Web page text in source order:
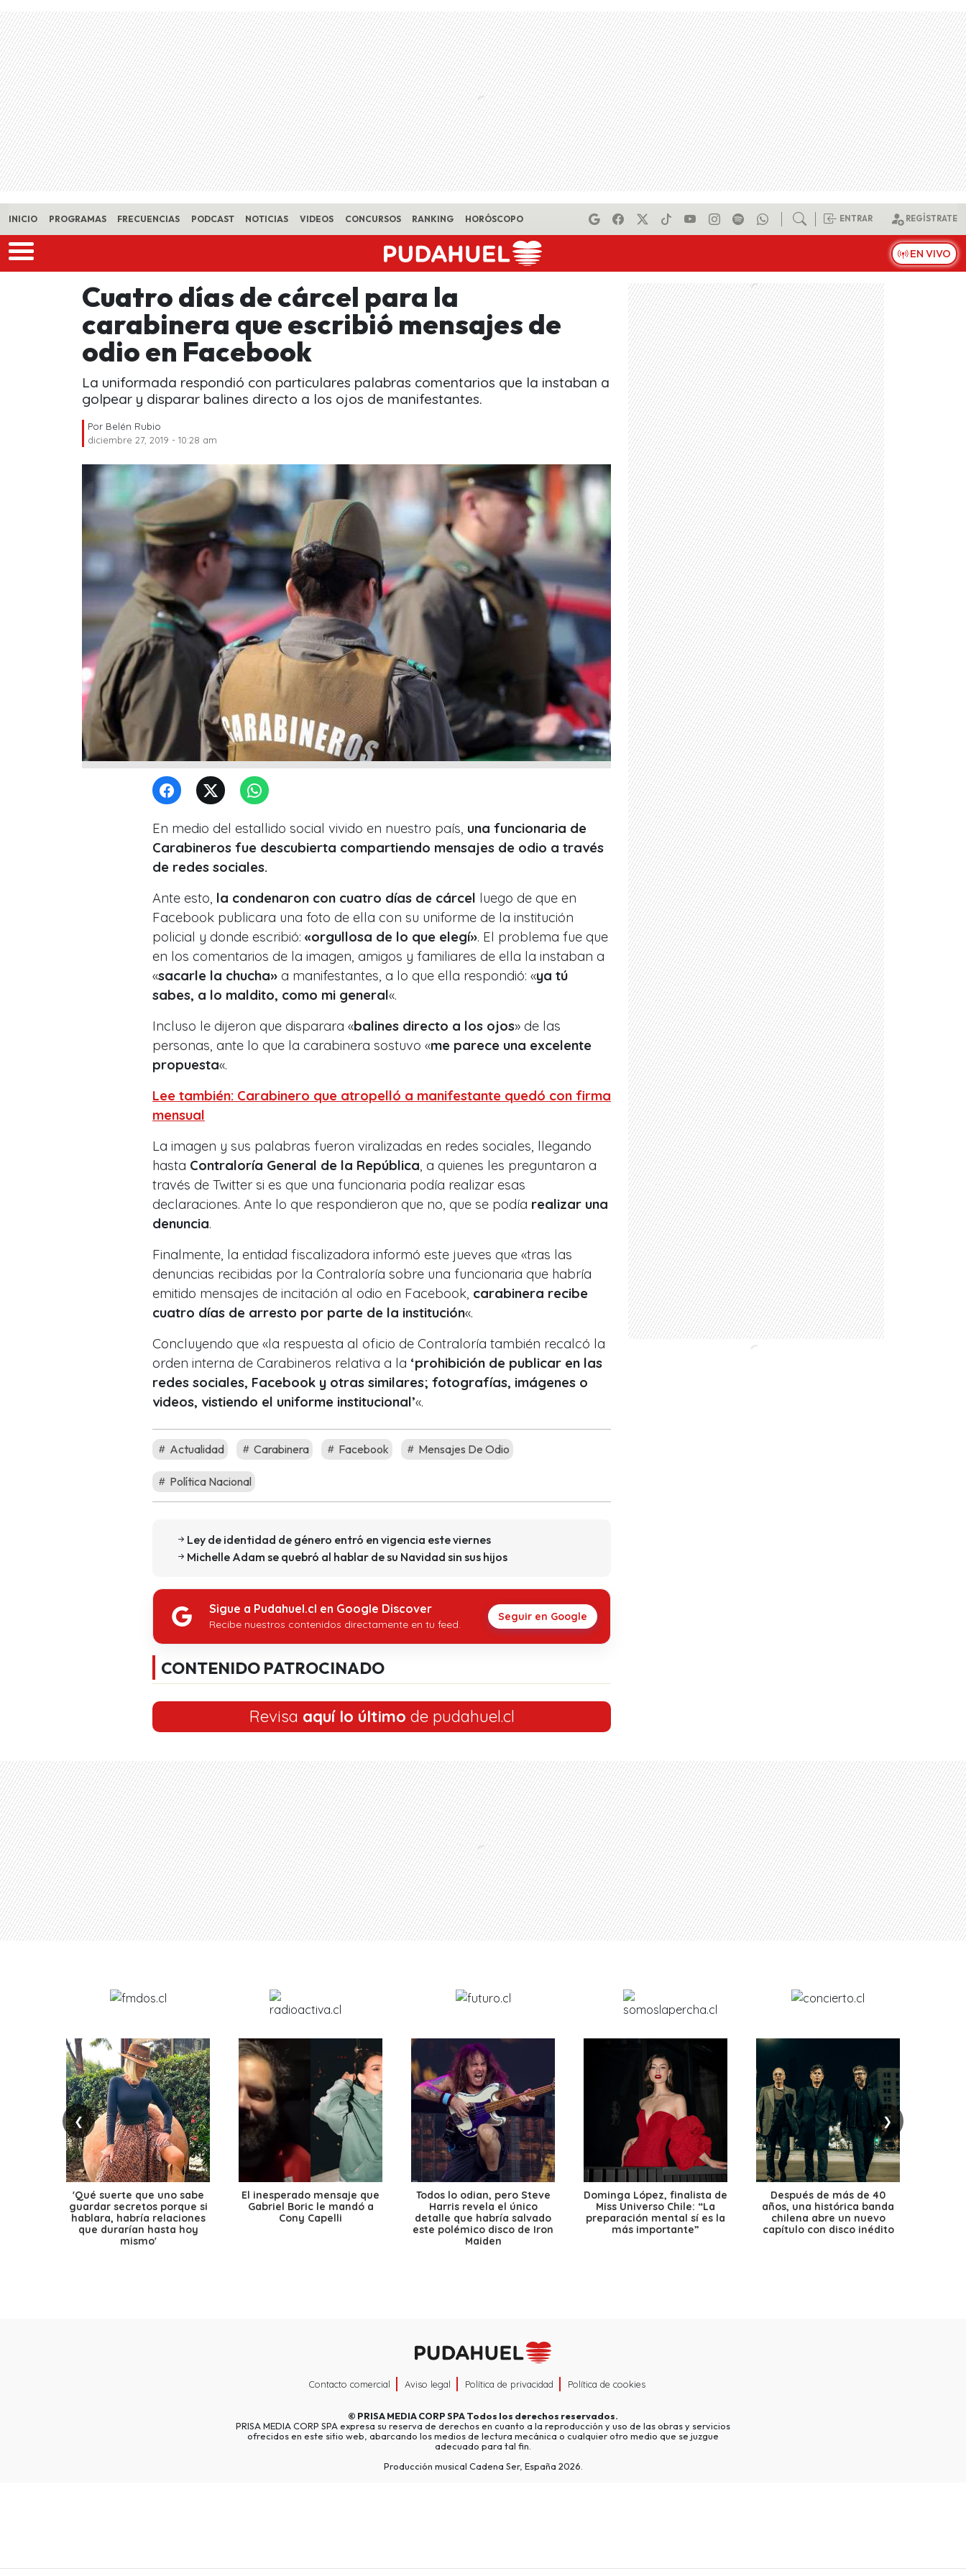
Skip to main content
INICIO PROGRAMAS FRECUENCIAS PODCAST NOTICIAS VIDEOS CONCURSOS RANKING HORÓSCOPO ENTRAR REGÍSTRATE
EN VIVO
Cuatro días de cárcel para la
carabinera que escribió mensajes de
odio en Facebook
La uniformada respondió con particulares palabras comentarios que la instaban a
golpear y disparar balines directo a los ojos de manifestantes.
Por Belén Rubio
diciembre 27, 2019 - 10:28 am
En medio del estallido social vivido en nuestro país, una funcionaria de
Carabineros fue descubierta compartiendo mensajes de odio a través
de redes sociales.
Ante esto, la condenaron con cuatro días de cárcel luego de que en
Facebook publicara una foto de ella con su uniforme de la institución
policial y donde escribió: «orgullosa de lo que elegí». El problema fue que
en los comentarios de la imagen, amigos y familiares de ella la instaban a
«sacarle la chucha» a manifestantes, a lo que ella respondió: «ya tú
sabes, a lo maldito, como mi general«.
Incluso le dijeron que disparara «balines directo a los ojos» de las
personas, ante lo que la carabinera sostuvo «me parece una excelente
propuesta«.
Lee también: Carabinero que atropelló a manifestante quedó con firma
mensual
La imagen y sus palabras fueron viralizadas en redes sociales, llegando
hasta Contraloría General de la República, a quienes les preguntaron a
través de Twitter si es que una funcionaria podía realizar esas
declaraciones. Ante lo que respondieron que no, que se podía realizar una
denuncia.
Finalmente, la entidad fiscalizadora informó este jueves que «tras las
denuncias recibidas por la Contraloría sobre una funcionaria que habría
emitido mensajes de incitación al odio en Facebook, carabinera recibe
cuatro días de arresto por parte de la institución«.
Concluyendo que «la respuesta al oficio de Contraloría también recalcó la
orden interna de Carabineros relativa a la ‘prohibición de publicar en las
redes sociales, Facebook y otras similares; fotografías, imágenes o
videos, vistiendo el uniforme institucional’«.
Actualidad Carabinera Facebook Mensajes De Odio
Política Nacional
Ley de identidad de género entró en vigencia este viernes
Michelle Adam se quebró al hablar de su Navidad sin sus hijos
Sigue a Pudahuel.cl en Google Discover
Recibe nuestros contenidos directamente en tu feed.
Seguir en Google
CONTENIDO PATROCINADO
Revisa aquí lo último de pudahuel.cl
❮ ❯
'Qué suerte que uno sabe
guardar secretos porque si
hablara, habría relaciones
que durarían hasta hoy
mismo'
El inesperado mensaje que
Gabriel Boric le mandó a
Cony Capelli
Todos lo odian, pero Steve
Harris revela el único
detalle que habría salvado
este polémico disco de Iron
Maiden
Dominga López, finalista de
Miss Universo Chile: “La
preparación mental sí es la
más importante”
Después de más de 40
años, una histórica banda
chilena abre un nuevo
capítulo con disco inédito
Contacto comercial Aviso legal Política de privacidad Política de cookies
© PRISA MEDIA CORP SPATodos los derechos reservados.
PRISA MEDIA CORP SPA expresa su reserva de derechos en cuanto a la reproducción y uso de las obras y servicios
ofrecidos en este sitio web, abarcando los medios de lectura mecánica o cualquier otro medio que se juzgue
adecuado para tal fin.
Producción musical Cadena Ser, España 2026.